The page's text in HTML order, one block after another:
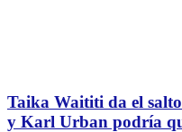
Taika Waititi da el
y Karl Urban podría